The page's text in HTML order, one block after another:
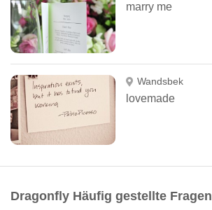
marry me
Wandsbek
lovemade
Dragonfly Häufig gestellte Fragen